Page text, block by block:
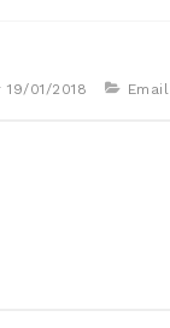
19/01/2018 Email